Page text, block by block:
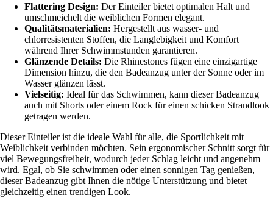
Flattering Design: Der Einteiler bietet optimalen Halt und
umschmeichelt die weiblichen Formen elegant.
Qualitätsmaterialien: Hergestellt aus wasser- und
chlorresistenten Stoffen, die Langlebigkeit und Komfort
während Ihrer Schwimmstunden garantieren.
Glänzende Details: Die Rhinestones fügen eine einzigartige
Dimension hinzu, die den Badeanzug unter der Sonne oder im
Wasser glänzen lässt.
Vielseitig: Ideal für das Schwimmen, kann dieser Badeanzug
auch mit Shorts oder einem Rock für einen schicken Strandlook
getragen werden.
Dieser Einteiler ist die ideale Wahl für alle, die Sportlichkeit mit
Weiblichkeit verbinden möchten. Sein ergonomischer Schnitt sorgt für
viel Bewegungsfreiheit, wodurch jeder Schlag leicht und angenehm
wird. Egal, ob Sie schwimmen oder einen sonnigen Tag genießen,
dieser Badeanzug gibt Ihnen die nötige Unterstützung und bietet
gleichzeitig einen trendigen Look.